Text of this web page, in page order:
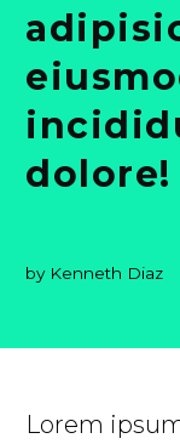
dolore!
by Kenneth Diaz
Lorem